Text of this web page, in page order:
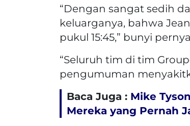
“Dengan sangat sedih
keluarganya, bahwa
pukul 15:45,” bunyi
“Seluruh tim di tim
pengumuman
Baca Juga : Mike
Mereka yang Pernah